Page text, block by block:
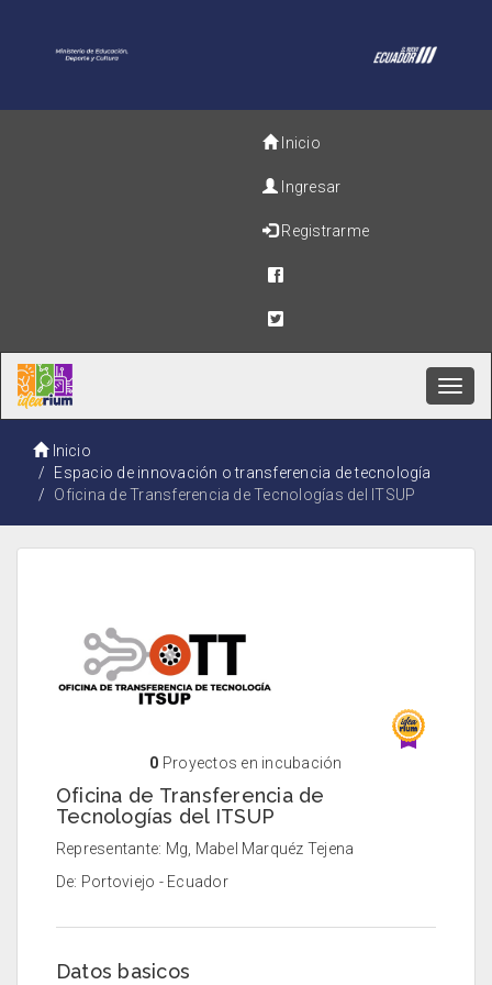
Inicio
Ingresar
Registrarme
Inicio
Espacio de innovación o transferencia de tecnología
Oficina de Transferencia de Tecnologías del ITSUP
0 Proyectos en incubación
Oficina de Transferencia de
Tecnologías del ITSUP
Representante: Mg, Mabel Marquéz Tejena
De: Portoviejo - Ecuador
Datos basicos